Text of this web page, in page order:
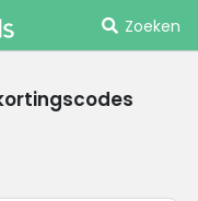
Zoeken